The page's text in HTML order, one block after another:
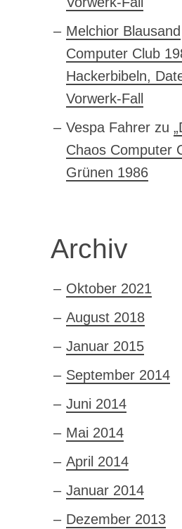
Melchior Blausand
Computer Club
Hackerbibeln,
Vorwerk-Fall
Vespa Fahrerzu
Chaos Computer
Grünen 1986
Archiv
Oktober 2021
August 2018
Januar 2015
September 2014
Juni 2014
Mai 2014
April 2014
Januar 2014
Dezember 2013